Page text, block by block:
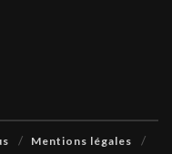
Mentions légales